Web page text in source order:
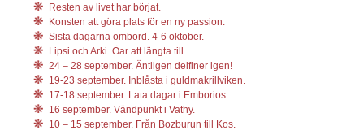
Resten av livet har börjat.
Konsten att göra plats för en ny passion.
Sista dagarna ombord. 4-6 oktober.
Lipsi och Arki. Öar att längta till.
24 – 28 september. Äntligen delfiner igen!
19-23 september. Inblåsta i guldmakrillviken.
17-18 september. Lata dagar i Emborios.
16 september. Vändpunkt i Vathy.
10 – 15 september. Från Bozburun till Kos.